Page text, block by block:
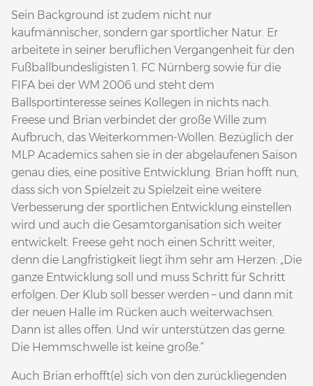
Sein Background ist zudem nicht nur
kaufmännischer, sondern gar sportlicher Natur. Er
arbeitete in seiner beruflichen Vergangenheit für den
Fußballbundesligisten 1. FC Nürnberg sowie für die
FIFA bei der WM 2006 und steht dem
Ballsportinteresse seines Kollegen in nichts nach.
Freese und Brian verbindet der große Wille zum
Aufbruch, das Weiterkommen-Wollen. Bezüglich der
MLP Academics sahen sie in der abgelaufenen Saison
genau dies, eine positive Entwicklung. Brian hofft nun,
dass sich von Spielzeit zu Spielzeit eine weitere
Verbesserung der sportlichen Entwicklung einstellen
wird und auch die Gesamtorganisation sich weiter
entwickelt. Freese geht noch einen Schritt weiter,
denn die Langfristigkeit liegt ihm sehr am Herzen: „Die
ganze Entwicklung soll und muss Schritt für Schritt
erfolgen. Der Klub soll besser werden – und dann mit
der neuen Halle im Rücken auch weiterwachsen.
Dann ist alles offen. Und wir unterstützen das gerne.
Die Hemmschwelle ist keine große.“
Auch Brian erhofft(e) sich von den zurückliegenden